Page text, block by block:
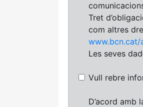
Tret
com altres
Les seves
Vull rebre
D’acord amb